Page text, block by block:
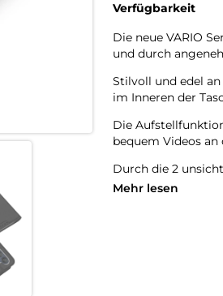
Verfügbarkeit
Die neue VARIO
und durch
Stilvoll und edel
im Inneren der
Die
bequem Videos
Durch die 2
Schutzhülle öffnet
Mehr lesen